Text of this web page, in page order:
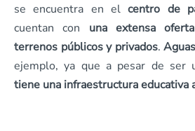
se encuentra en elcentro de
cuentan con una extensa
terrenos públicos y privados.
ejemplo, ya que a pesar de ser
tiene una infraestructura educativa